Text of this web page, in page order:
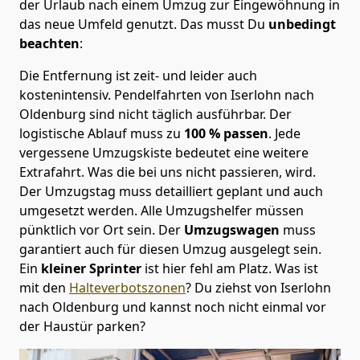
der Urlaub nach einem Umzug zur Eingewöhnung in
das neue Umfeld genutzt. Das musst Du unbedingt
beachten:
Die Entfernung ist zeit- und leider auch
kostenintensiv. Pendelfahrten von Iserlohn nach
Oldenburg sind nicht täglich ausführbar. Der
logistische Ablauf muss zu 100 % passen. Jede
vergessene Umzugskiste bedeutet eine weitere
Extrafahrt. Was die bei uns nicht passieren, wird.
Der Umzugstag muss detailliert geplant und auch
umgesetzt werden. Alle Umzugshelfer müssen
pünktlich vor Ort sein. Der Umzugswagen muss
garantiert auch für diesen Umzug ausgelegt sein.
Ein kleiner Sprinter ist hier fehl am Platz. Was ist
mit den Halteverbotszonen? Du ziehst von Iserlohn
nach Oldenburg und kannst noch nicht einmal vor
der Haustür parken?